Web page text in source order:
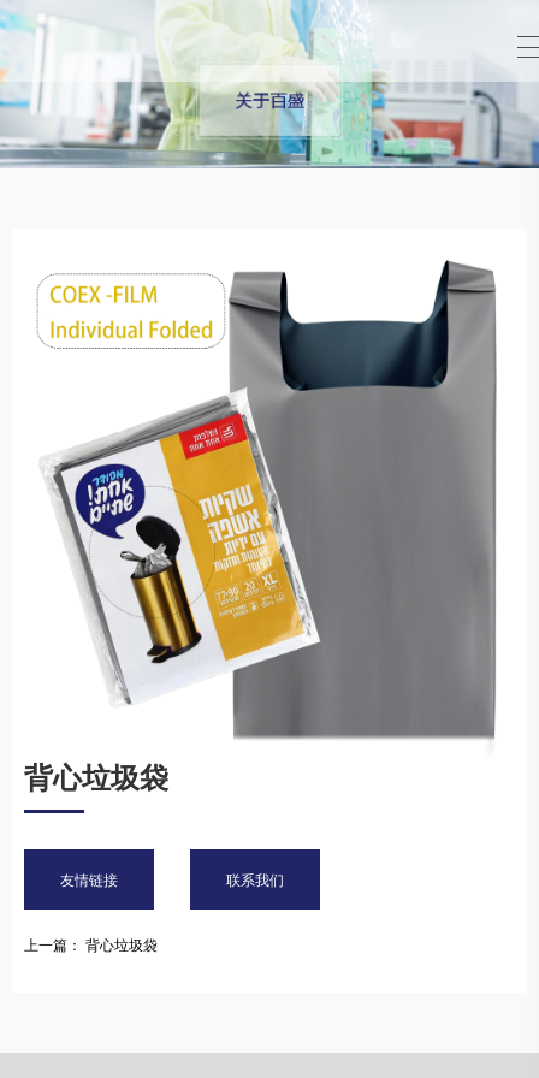
背心垃圾袋
友情链接 联系我们
上一篇： 背心垃圾袋